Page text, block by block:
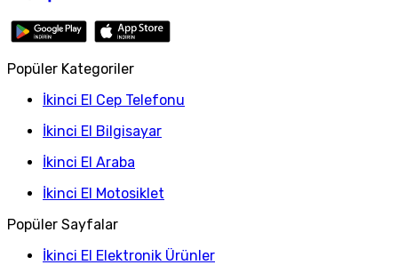
Popüler Kategoriler
İkinci El Cep Telefonu
İkinci El Bilgisayar
İkinci El Araba
İkinci El Motosiklet
Popüler Sayfalar
İkinci El Elektronik Ürünler